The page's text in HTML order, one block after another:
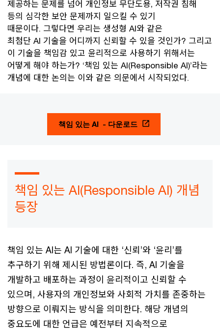
제공하는 문제를 넘어 개인정보 무단도용, 저작권 침해
등의 심각한 보안 문제까지 일으킬 수 있기
때문이다. 그렇다면 우리는 생성형 AI와 같은
최첨단 AI 기술을 어디까지 신뢰할 수 있을 것인가? 그리고
이 기술을 책임감 있고 윤리적으로 사용하기 위해서는
어떻게 해야 하는가? ‘책임 있는 AI(Responsible AI)’라는
개념에 대한 논의는 이와 같은 의문에서 시작되었다.
책임 있는 AI - 다운로드
책임 있는 AI(Responsible AI) 개념
등장
책임 있는 AI는 AI 기술에 대한 ‘신뢰’와 ‘윤리’를
추구하기 위해 제시된 방법론이다. 즉, AI 기술을
개발하고 배포하는 과정이 윤리적이고 신뢰할 수
있으며, 사용자의 개인정보와 사회적 가치를 존중하는
방향으로 이뤄지는 방식을 의미한다. 해당 개념의
중요도에 대한 언급은 예전부터 지속적으로